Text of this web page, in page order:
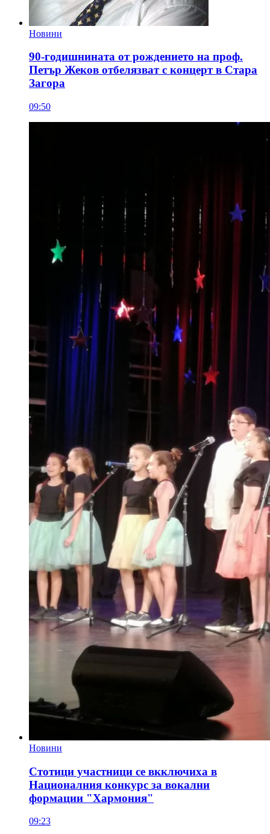
Новини
90-годишнината от рождението на проф.
Петър Жеков отбелязват с концерт в Стара
Загора
09:50
Новини
Стотици участници се вкключиха в
Националния конкурс за вокални
формации "Хармония"
09:23